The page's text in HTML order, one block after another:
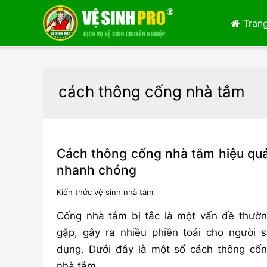
cách thông cống nhà tắm
Cách thông cống nhà tắm hiệu
nhanh chóng
Kiến thức vệ sinh nhà tắm
Cống nhà tắm bị tắc là một vấn đề
gặp, gây ra nhiều phiền toái cho người
dụng. Dưới đây là một số cách thông